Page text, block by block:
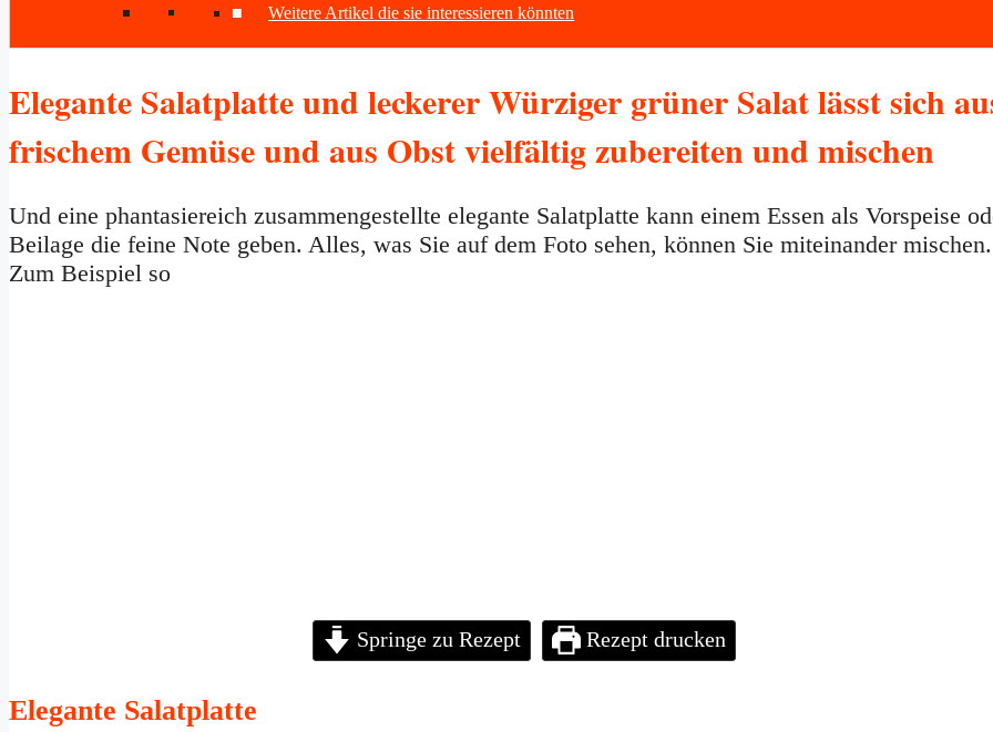
Weitere Artikel die sie interessieren könnten
Elegante Salatplatte und leckerer Würziger grüner Salat lässt sich
frischem Gemüse und aus Obst vielfältig zubereiten und mischen
Und eine phantasiereich zusammengestellte elegante Salatplatte kann einem Essen als Vorspeise
Beilage die feine Note geben. Alles, was Sie auf dem Foto sehen, können Sie miteinander mischen.
Zum Beispiel so
Springe zu Rezept Rezept drucken
Elegante Salatplatte